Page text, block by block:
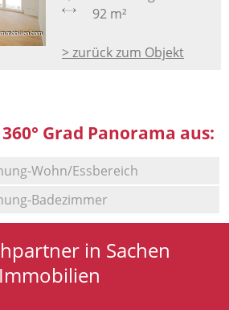
92 m²
> zurück zum Objekt
Grad Panorama aus:
Wohn/Essbereich
Badezimmer
in Sachen
Immobilien